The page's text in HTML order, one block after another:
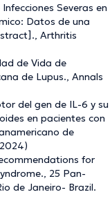
Severas en
Datos de una
Arthritis
de Vida de
de Lupus., Annals
del gen de IL-6 y su
en pacientes con
de
for
25 Pan-
de Janeiro- Brazil.